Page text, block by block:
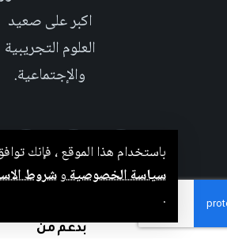
باستخدام هذا الموقع ، فإنك توافق على
سياسة الخصوصيةوشروط الاستخدام
اكبر على صعيد
العلوم التجريبية
والإجتماعية.
بدعم من